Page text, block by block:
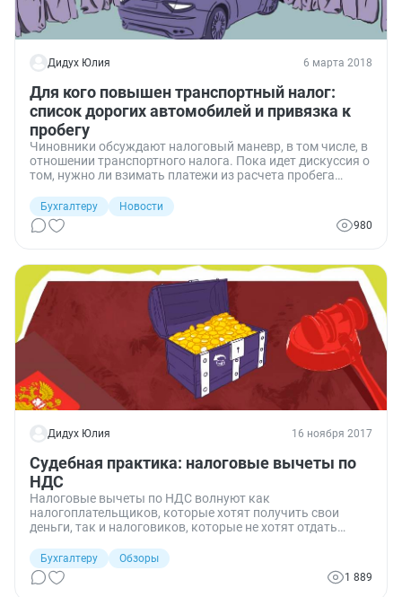
Дидух Юлия 6 марта 2018
Для кого повышен транспортный налог:
список дорогих автомобилей и привязка к
пробегу
Чиновники обсуждают налоговый маневр, в том числе, в
отношении транспортного налога. Пока идет дискуссия о
том, нужно ли взимать платежи из расчета пробега
опубликовал обновленный перечень дорогих авто, с
которых налог по повышенной ставке нужно платить
уже в этом году. Список увеличился более чем на 100
Бухгалтеру
Новости
980
Дидух Юлия 16 ноября 2017
Судебная практика: налоговые вычеты по
НДС
Налоговые вычеты по НДС волнуют как
налогоплательщиков, которые хотят получить свои
деньги, так и налоговиков, которые не хотят отдать
к возврату, проверяют особенно тщательно, а право на
вычет часто становится предметом разбирательства в
арбитражных судах. В обзоре судебной практики —
Бухгалтеру
Обзоры
1 889